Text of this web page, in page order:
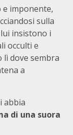
e imponente,
sulla
insistono i
occulti e
lì dove sembra
a
abbia
di una suora